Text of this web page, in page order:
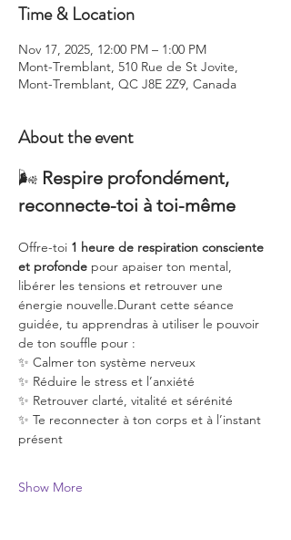
Time & Location
Nov 17, 2025, 12:00 PM – 1:00 PM
Mont-Tremblant, 510 Rue de St Jovite,
Mont-Tremblant, QC J8E 2Z9, Canada
About the event
🌬️ Respire profondément,
reconnecte-toi à toi-même
Offre-toi 1 heure de respiration consciente
et profonde pour apaiser ton mental,
libérer les tensions et retrouver une
énergie nouvelle.Durant cette séance
guidée, tu apprendras à utiliser le pouvoir
de ton souffle pour :
✨ Calmer ton système nerveux
✨ Réduire le stress et l’anxiété
✨ Retrouver clarté, vitalité et sérénité
✨ Te reconnecter à ton corps et à l’instant
présent
Show More